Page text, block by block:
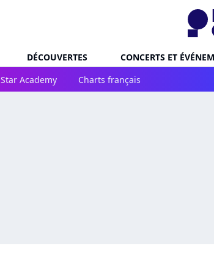
DÉCOUVERTES CONCERTS ET
Star Academy Charts français